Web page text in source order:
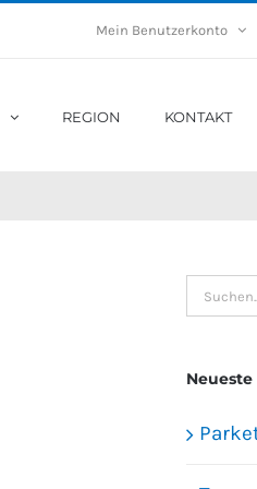
Mein Benutzerkonto
REGION KONTAKT
Suche